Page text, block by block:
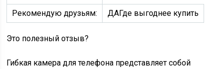
Рекомендую друзьям:
ДАГде выгоднее купить
Это полезный отзыв?
Гибкая камера для телефона представляет собой